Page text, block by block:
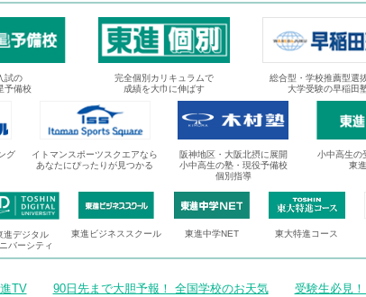
試の
予備校
完全個別カリキュラムで
成績を大巾に伸ばす
総合型・学校推薦型選
大学受験の早稲田
グ
イトマンスポーツスクエアなら
あなたにぴったりが見つかる
阪神地区・大阪北摂に展開
小中高生の塾・現役予備校
個別指導
小中高生の
東
進デジタル
バーシティ
東進ビジネススクール 東進中学NET 東大特進コース
TV 90日先まで大胆予報！ 全国学校のお天気
受験生必見